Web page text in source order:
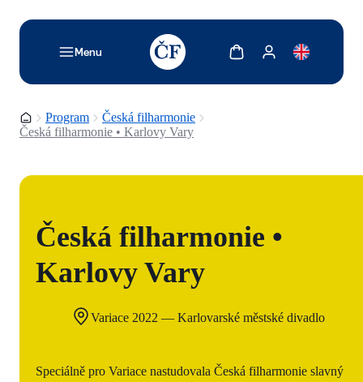
Menu
TODO: Add description for reader
Zobrazit košíkZobrazit můj účet
Domovská stránka
Program
Česká filharmonie
Česká filharmonie • Karlovy Vary
Česká filharmonie •
Karlovy Vary
Variace 2022 — Karlovarské městské divadlo
Speciálně pro Variace nastudovala Česká filharmonie slavný